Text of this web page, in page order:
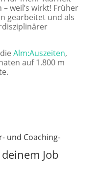
weil’s wirkt! Früher
gearbeitet und als
Alm:Auszeiten,
auf 1.800 m
und Coaching-
Job